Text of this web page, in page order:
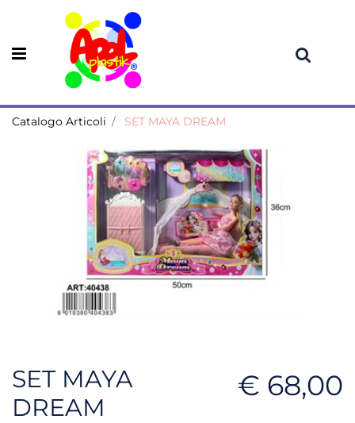
Open menu
Catalogo Articoli SET MAYA DREAM
SET MAYA
DREAM
€ 68,00